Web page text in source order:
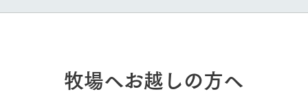
牧場へお越しの方へ